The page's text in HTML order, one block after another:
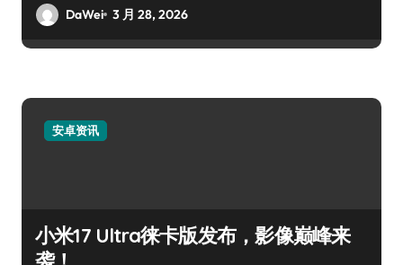
DaWei 3 月 28, 2026
安卓资讯
小米17 Ultra徕卡版发布，影像巅峰来